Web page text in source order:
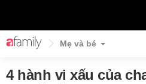
Mẹ và bé
4 hành vi xấu của